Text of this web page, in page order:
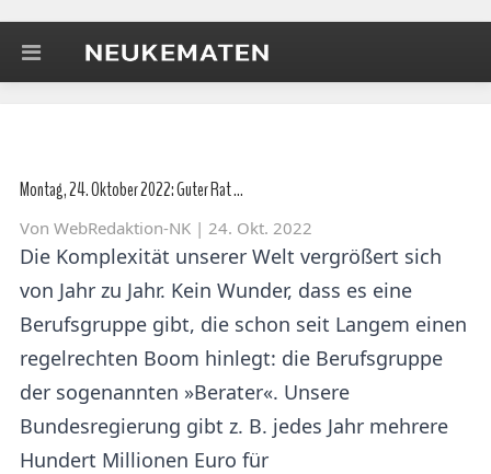
Montag, 24. Oktober 2022: Guter Rat …
Von WebRedaktion-NK | 24. Okt. 2022
Die Komplexität unserer Welt vergrößert sich
von Jahr zu Jahr. Kein Wunder, dass es eine
Berufsgruppe gibt, die schon seit Langem einen
regelrechten Boom hinlegt: die Berufsgruppe
der sogenannten »Berater«. Unsere
Bundesregierung gibt z. B. jedes Jahr mehrere
Hundert Millionen Euro für